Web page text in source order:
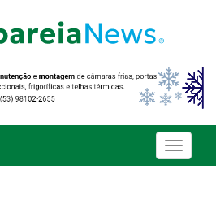
Toggle